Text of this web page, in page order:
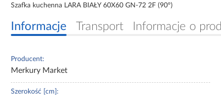
Szafka kuchenna LARA BIAŁY 60X60 GN-72 2F (90°)
Informacje Transport Informacje o
Producent:
Merkury Market
Szerokość [cm]: